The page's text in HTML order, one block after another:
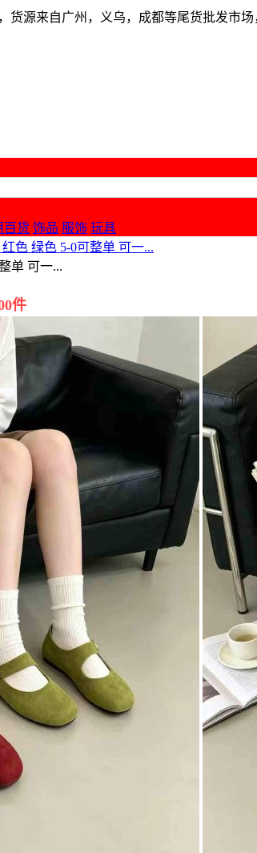
货源来自广州，义乌，成都等尾货批发市
百货 饰品 服饰 玩具
色 绿色 5-0可整单 可一...
单 可一...
件